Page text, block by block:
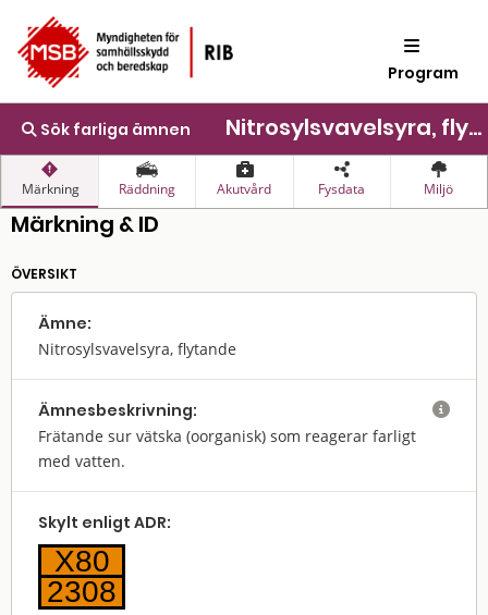
Program
Sök farliga ämnen Nitrosylsvavelsyra, flytande
Märkning Räddning Akutvård Fysdata Miljö
Märkning & ID
ÖVERSIKT
Ämne:
Nitrosylsvavelsyra, flytande
Ämnes­beskrivning:
Frätande sur vätska (oorganisk) som reagerar farligt
med vatten.

Skylt enligt ADR:
X80
2308